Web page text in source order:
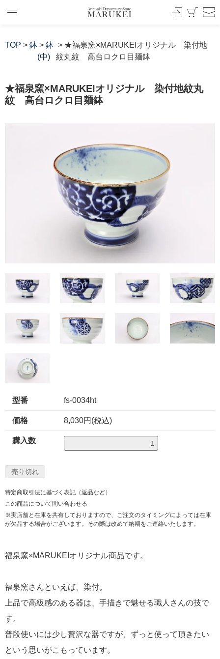
TOP > 鉢 > 鉢
(中)
> ★福泉窯×MARUKEIオリジナル 染付地
紋丸紋 高台ロクロ目麺鉢
★福泉窯×MARUKEIオリジナル 染付地紋丸
紋 高台ロクロ目麺鉢
型番 fs-0034ht
価格 8,030円(税込)
購入数
特定商取引法に基づく表記（返品など）
この商品について問い合わせる
※実店舗と在庫を共有しておりますので、ご注文のタイミングによっては在庫
が欠品する場合がございます。その際は改めて納期をご連絡いたします。
福泉窯×MARUKEIオリジナル商品です。
福泉窯さんといえば、染付。
上品で高級感のある器は、手描きで魅せる職人さんの技で
す。
普段使いには少し贅沢な器ですが、ずっと使って頂きたい
という思いがこもっています。